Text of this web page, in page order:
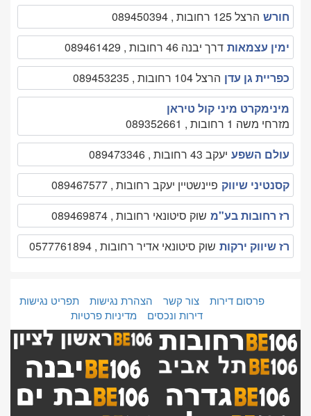
חורש הרצל 125 רחובות , 089450394
ימין עצמאות דרך יבנה 46 רחובות , 089461429
כפריית גן עדן הרצל 104 רחובות , 089453235
מינימקרט מיני קול טיראן
מזרחי משה 1 רחובות , 089352661
עולם השפע יעקב 43 רחובות , 089473346
קסנטיני שיווק פיינשטיין יעקב רחובות , 089467577
רז רחובות בע"מ שוק סיטונאי רחובות , 089469874
רז שיווק ירקות שוק סיטונאי אדיר רחובות , 0577761894
פרסום דירות צור קשר הצהרת נגישות
תפריט נגישות
דירות ונכסים
מדיניות פרטיות